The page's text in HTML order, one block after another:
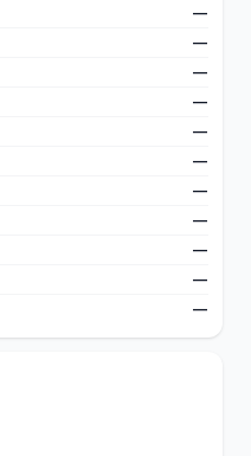
—
—
—
—
—
—
—
—
—
—
—